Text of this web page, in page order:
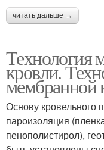
читать дальше →
Технология
кровли.
мембранной
Основу кровельного
пароизоляция
пенополистирол),